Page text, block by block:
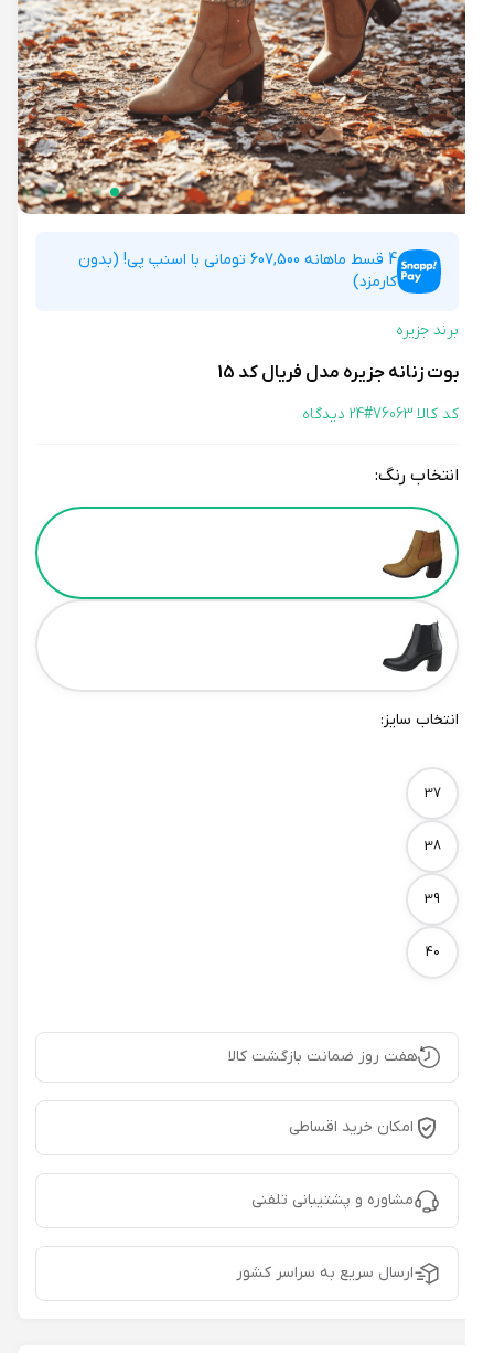
4 قسط ماهانه 607,500 تومانی با اسنپ پی! (بدون
کارمزد)
برند جزیره
بوت زنانه جزیره مدل فریال کد 15
کد کالا 76063# 24 دیدگاه
انتخاب رنگ:
Color
انتخاب سایز:
Size
هفت روز ضمانت بازگشت کالا
امکان خرید اقساطی
مشاوره و پشتیبانی تلفنی
ارسال سریع به سراسر کشور